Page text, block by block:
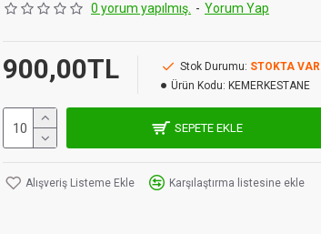
0 yorum yapılmış. - Yorum Yap
900,00TL Stok Durumu: STOKTA VAR
Ürün Kodu: KEMERKESTANE
SEPETE EKLE
Alışveriş Listeme Ekle Karşılaştırma listesine ekle